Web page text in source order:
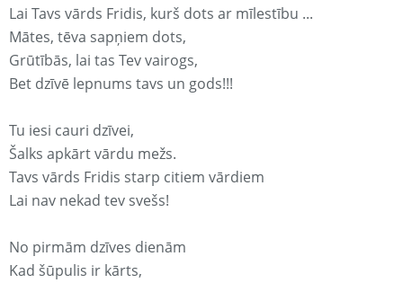
Lai Tavs vārds Fridis, kurš dots ar mīlestību ...
Mātes, tēva sapņiem dots,
Grūtībās, lai tas Tev vairogs,
Bet dzīvē lepnums tavs un gods!!!
Tu iesi cauri dzīvei,
Šalks apkārt vārdu mežs.
Tavs vārds Fridis starp citiem vārdiem
Lai nav nekad tev svešs!
No pirmām dzīves dienām
Kad šūpulis ir kārts,